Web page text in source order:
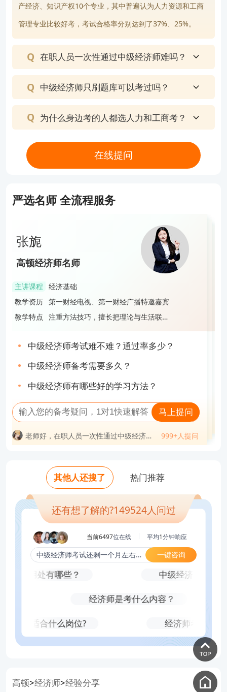
保险专业整体难度相对适中，更适合保险行业从业人
员；知识产权专业近年来关注度逐渐提升，适合从事
版权、专利、法律服务等相关工作的考生。
说明：因考试政策、内容不断变化与调整，高顿教育
提供的中级经济师专业科目等信息仅供大家参考，如
有异议，请考生以官方公布的内容为准！
版权声明：本条内容自发布之日起，有效期为一个月。凡本网站注
明“来源高顿教育”或“来源高顿网校”或“来源高顿”的所有作品，均为本
网站合法拥有版权的作品，未经本网站授权，任何媒体、网站、个人
不得转载、链接、转帖或以其他方式使用。 经本网站合法授权的，应
在授权范围内使用，且使用时必须注明“来源高顿教育”或“来源高顿网
资料转载自互联网，均尽力标明作者和出处。本网站转载的目的在于
真实性负责。 如您认为本网站刊载作品涉及版权等问题，请与本网站
联系(邮箱fawu@gaodun.com，电话：021-31587497)，本网站核实
确认后会尽快予以处理。
报告编号：NO.20231022*****
产经济、知识产权10个专业，其中普遍认为人力资源和工商
管理专业比较好考，考试合格率分别达到了37%、25%。
在职人员一次性通过中级经济师难吗？
中级经济师只刷题库可以考过吗？
为什么身边考的人都选人力和工商考？
在线提问
严选名师 全流程服务
张旎
高顿经济师名师
主讲课程
经济基础
教学资历 第一财经电视、第一财经广播特邀嘉宾
教学特点
注重方法技巧，擅长把理论与生活联
中级经济师考试难不难？通过率多少？
中级经济师备考需要多久？
中级经济师有哪些好的学习方法？
马上提问
老师好，在职人员一次性通过中级经济师
难吗？
老师好，中级经济师考试难吗？哪个科目
专业最简单？
老师好，中级经济师通过率排名？真实考
试难度？
老师好，2-3个月备考来得及吗？需要什么
资料？
999+人提问
段飞飞
高顿经济师名师
主讲课程 工商管理
教学资历 985管理学硕士，中级经济师，中级会计
持证人
教学特点 旁征博引，语言风趣，深受学生好评
中级经济师证难不难考？值得考吗？
2023中级经济师一个月备考攻略，速速查
收！
2023中级经济师经济基础大纲变化有哪些
马上提问
老师好，38岁才开始考中级经济师会不会
太迟？
老师好，考中级经济师需要什么学历？要
老师好，中级经济师挂证一年多少钱，怎
么操作？
老师好，中级经济师只刷题库可以考过
吗？
商考？
999+人提问
高顿经济师名师
主讲课程 财政税收
教学资历 拥有8年教育培训经验，打造多款财经证
书培训课程，服务超过3万名学员
教学特点 授课风格轻松明快，逻辑性强，善于激
中级经济师先学哪一门？附3点实用学习建
议！
经济师是不是中级职称？
高级经济师非全日制大专能报考吗？
马上提问
老师好，中级经济师考试必须一次性过两
科吗？
老师好，中级经济师一次性通过率高不
老师好，自学几个月能考中级经济师？
老师好，中级经济师专业怎么选？
999+人提问
主讲课程
教学资历 第一财经电视、第一财经广播特邀嘉宾
教学特点 注重方法技巧，擅长把理论与生活联
中级经济师考试难不难？通过率多少？
中级经济师备考需要多久？
老师好，在职人员一次性通过中级经济师
老师好，中级经济师可以挂靠吗？一年多
少钱？
老师好，中级经济师通过率排名？真实考
试难度？
老师好，2-3个月备考来得及吗？需要什么
资料？
999+人提问
其他人还搜了 热门推荐
还有想了解的?149524人问过
当前6497位在线 平均1分钟响应
中级经济师考试还剩一个月左右，该怎么复习？ 一键咨询
吗？用处有哪些？ 中级经济师需要几
经济师是考什么内容？
专业适合什么岗位? 经济师考试有补
高顿>经济师>经验分享